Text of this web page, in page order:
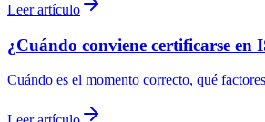
Leer artículo
¿Cuándo conviene certificarse en
Cuándo es el momento correcto, qué